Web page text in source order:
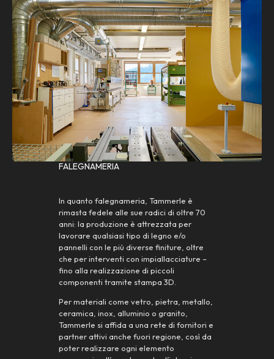
FALEGNAMERIA
In quanto falegnameria, Tammerle è
rimasta fedele alle sue radici di oltre 70
anni: la produzione è attrezzata per
lavorare qualsiasi tipo di legno e/o
pannelli con le più diverse finiture, oltre
che per interventi con impiallacciature –
fino alla realizzazione di piccoli
componenti tramite stampa 3D.
Per materiali come vetro, pietra, metallo,
ceramica, inox, alluminio o granito,
Tammerle si affida a una rete di fornitori e
partner attivi anche fuori regione, così da
poter realizzare ogni elemento